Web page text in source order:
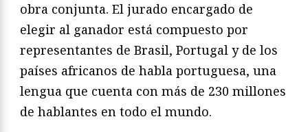
obra conjunta. El jurado encargado de
elegir al ganador está compuesto por
representantes de Brasil, Portugal y de los
países africanos de habla portuguesa, una
lengua que cuenta con más de 230 millones
de hablantes en todo el mundo.